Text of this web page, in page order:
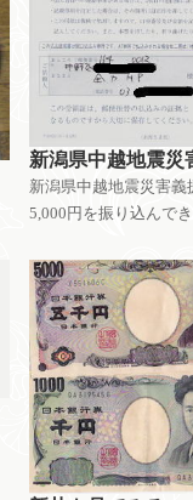
新潟県中越地震災
新潟県中越地震災害義
5,000円を振り込んでき
グさんの新潟中越地震
たまさんの新潟中越地
ゴタクナラベさんの新
震被災